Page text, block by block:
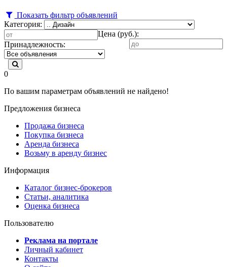
Показать фильтр объявлений
Категория:
Цена (руб.):
Принадлежность:
0
По вашим параметрам объявлений не найдено!
Предложения бизнеса
Продажа бизнеса
Покупка бизнеса
Аренда бизнеса
Возьму в аренду бизнес
Информация
Каталог бизнес-брокеров
Статьи, аналитика
Оценка бизнеса
Пользователю
Реклама на портале
Личный кабинет
Контакты